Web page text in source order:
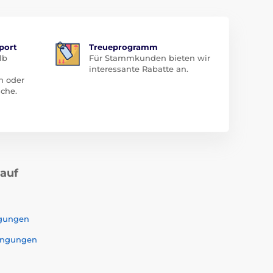
oder
Treueprogramm
Für Stammkunden bieten wir
interessante Rabatte an.